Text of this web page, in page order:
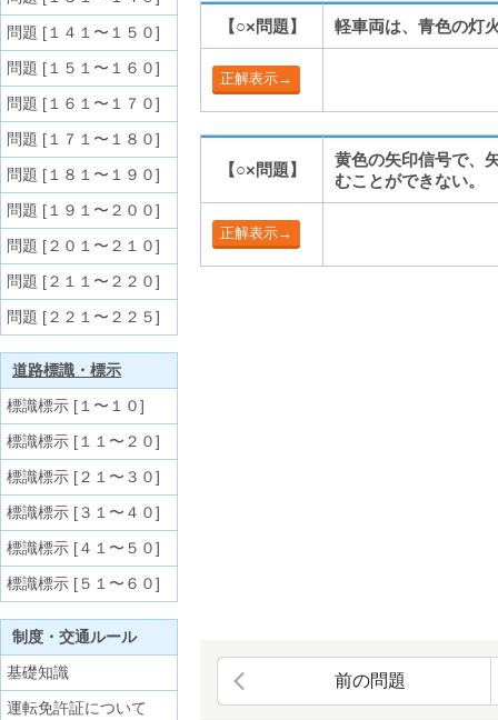
【○×問題】 軽車両は、青色の灯
【○×問題】
黄色の矢印信号で、
むことができない。
前の問題
問題 [１４１〜１５０]
問題 [１５１〜１６０]
問題 [１６１〜１７０]
問題 [１７１〜１８０]
問題 [１８１〜１９０]
問題 [１９１〜２００]
問題 [２０１〜２１０]
問題 [２１１〜２２０]
問題 [２２１〜２２５]
道路標識・標示
標識標示 [１〜１０]
標識標示 [１１〜２０]
標識標示 [２１〜３０]
標識標示 [３１〜４０]
標識標示 [４１〜５０]
標識標示 [５１〜６０]
制度・交通ルール
基礎知識
運転免許証について